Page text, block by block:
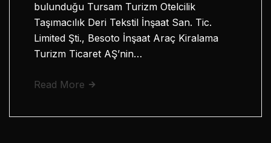
bulunduğu Tursam Turizm Otelcilik
Taşımacılık Deri Tekstil İnşaat San. Tic.
Limited Şti., Besoto İnşaat Araç Kiralama
Turizm Ticaret AŞ’nin…
Read More